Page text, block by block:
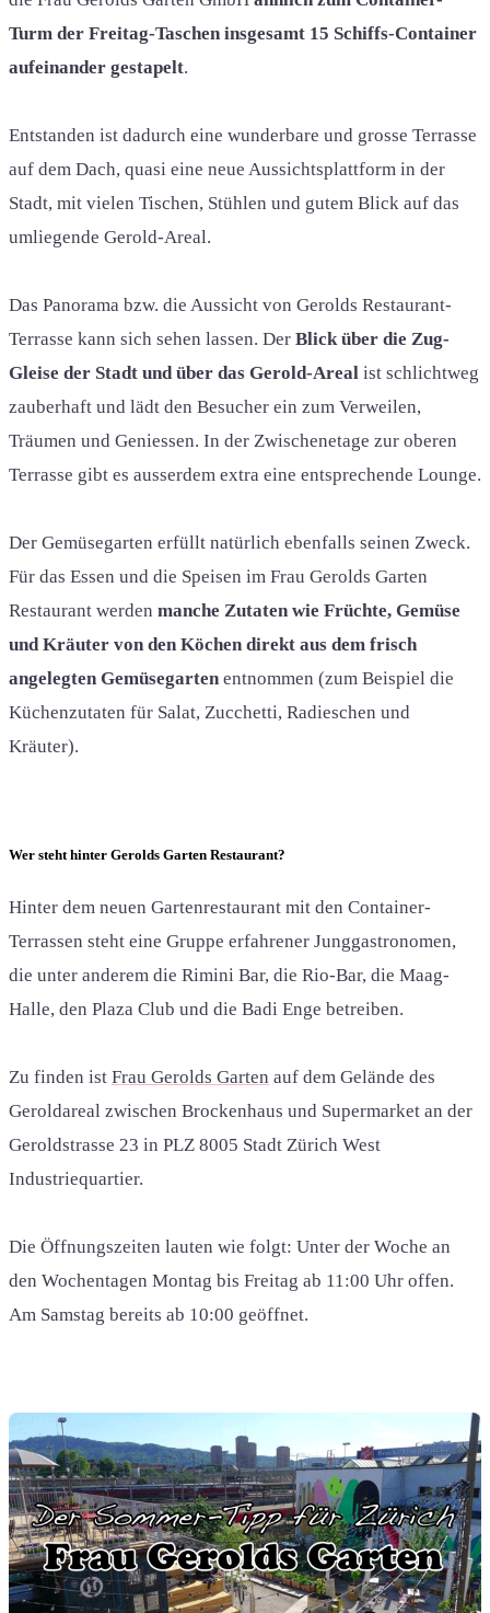
Turm der Freitag-Taschen insgesamt 15 Schiffs-Container
aufeinander gestapelt.
Entstanden ist dadurch eine wunderbare und grosse Terrasse
auf dem Dach, quasi eine neue Aussichtsplattform in der
Stadt, mit vielen Tischen, Stühlen und gutem Blick auf das
umliegende Gerold-Areal.
Das Panorama bzw. die Aussicht von Gerolds Restaurant-
Terrasse kann sich sehen lassen. Der Blick über die Zug-
Gleise der Stadt und über das Gerold-Areal ist schlichtweg
zauberhaft und lädt den Besucher ein zum Verweilen,
Träumen und Geniessen. In der Zwischenetage zur oberen
Terrasse gibt es ausserdem extra eine entsprechende Lounge.
Der Gemüsegarten erfüllt natürlich ebenfalls seinen Zweck.
Für das Essen und die Speisen im Frau Gerolds Garten
Restaurant werden manche Zutaten wie Früchte, Gemüse
und Kräuter von den Köchen direkt aus dem frisch
angelegten Gemüsegarten entnommen (zum Beispiel die
Küchenzutaten für Salat, Zucchetti, Radieschen und
Kräuter).
Wer steht hinter Gerolds Garten Restaurant?
Hinter dem neuen Gartenrestaurant mit den Container-
Terrassen steht eine Gruppe erfahrener Junggastronomen,
die unter anderem die Rimini Bar, die Rio-Bar, die Maag-
Halle, den Plaza Club und die Badi Enge betreiben.
Zu finden ist Frau Gerolds Garten auf dem Gelände des
Geroldareal zwischen Brockenhaus und Supermarket an der
Geroldstrasse 23 in PLZ 8005 Stadt Zürich West
Industriequartier.
Die Öffnungszeiten lauten wie folgt: Unter der Woche an
den Wochentagen Montag bis Freitag ab 11:00 Uhr offen.
Am Samstag bereits ab 10:00 geöffnet.